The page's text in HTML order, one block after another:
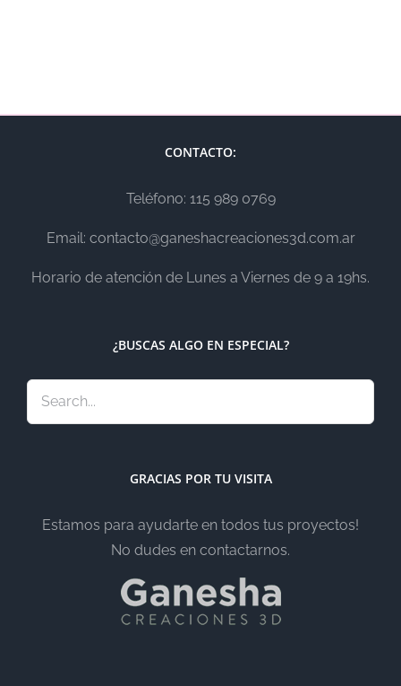
CONTACTO:
Teléfono: 115 989 0769
Email: contacto@ganeshacreaciones3d.com.ar
Horario de atención de Lunes a Viernes de 9 a 19hs.
¿BUSCAS ALGO EN ESPECIAL?
GRACIAS POR TU VISITA
Estamos para ayudarte en todos tus proyectos!
No dudes en contactarnos.